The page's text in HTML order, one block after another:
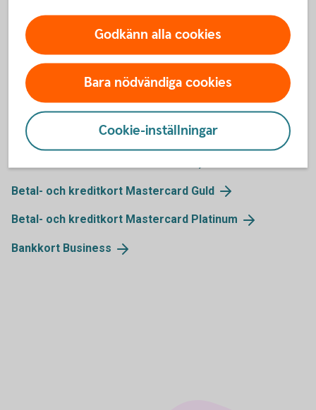
08-411 10 11
Kort med kontaktlös funktion
Bankkort Mastercard
Betal- och kreditkort Mastercard Guld
Betal- och kreditkort Mastercard Platinum
Bankkort Business
Godkänn alla cookies
Bara nödvändiga cookies
Cookie-inställningar